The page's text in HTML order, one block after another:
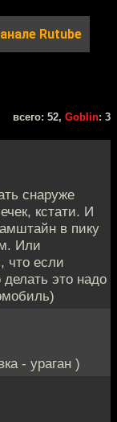
Rutube
всего: 52, Goblin: 3
снаруже
кстати. И
в пику
Или
что если
это надо
- ураган )